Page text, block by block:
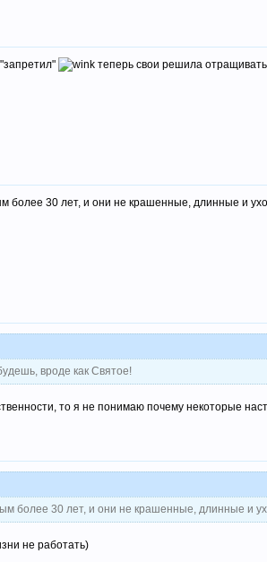
теперь свои решила отращивать
более 30 лет, и они не крашенные, длинные и
вроде как Святое!
то я не понимаю почему некоторые
более 30 лет, и они не крашенные, длинные и
не работать)